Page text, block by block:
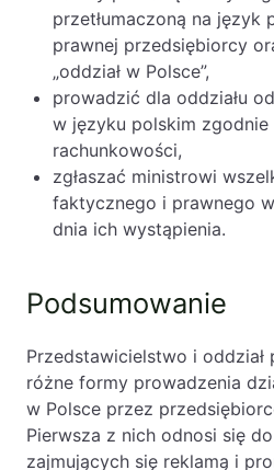
przetłumaczoną na język
prawnej przedsiębiorcy
„oddział w Polsce”,
prowadzić dla oddziału
w języku polskim
rachunkowości,
zgłaszać ministrowi
faktycznego i prawnego
dnia ich wystąpienia.
Podsumowanie
Przedstawicielstwo i
różne formy prowadzenia
w Polsce przez
Pierwsza z nich odnosi się
zajmujących się reklamą i